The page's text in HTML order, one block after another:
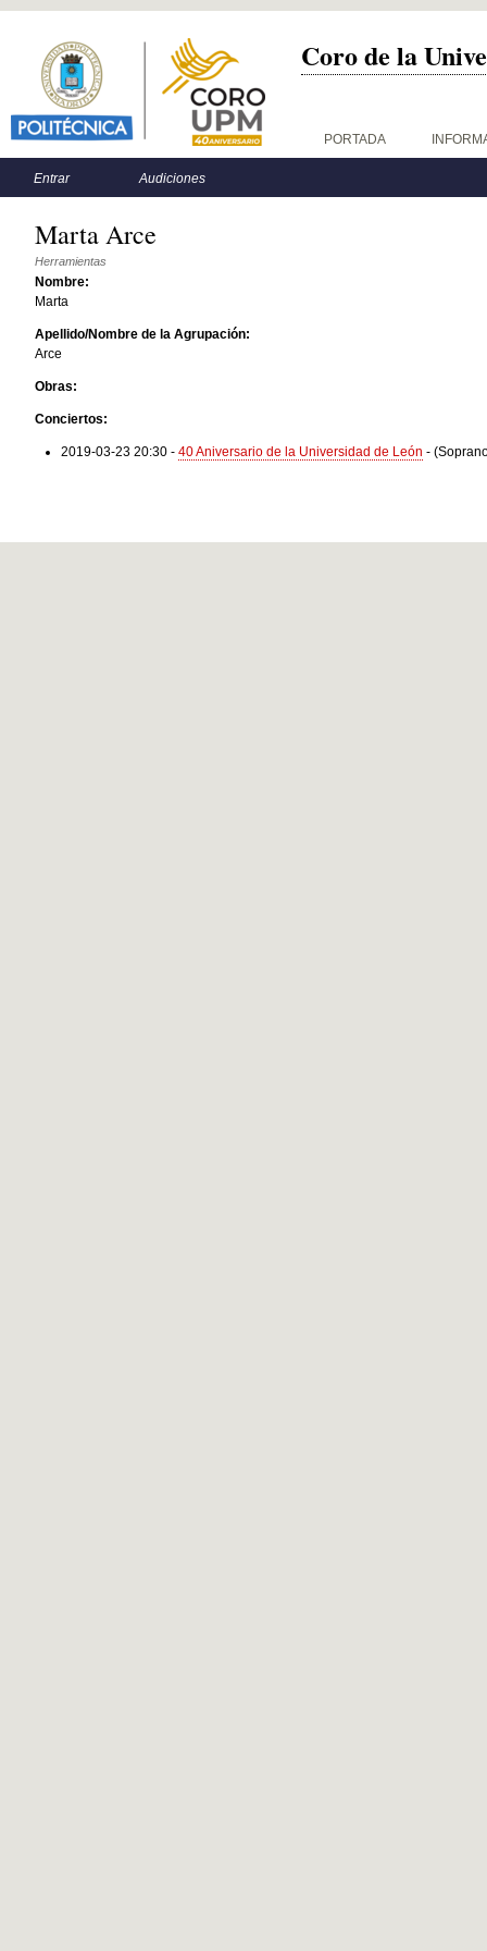
Coro de la
Menú principal PORTADA
Menú secundario
Entrar Audiciones
Marta Arce
Herramientas
Nombre:
Marta
Apellido/Nombre de la Agrupación:
Arce
Obras:
Conciertos:
2019-03-23 20:30 - 40 Aniversario de la Universidad de León -